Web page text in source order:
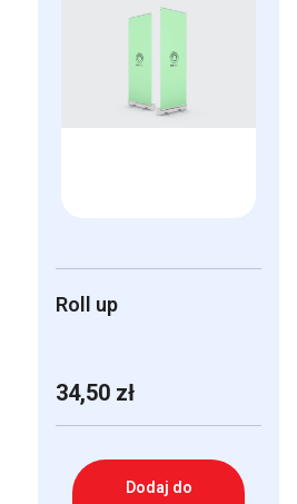
Roll up
34,50 zł
Dodaj do